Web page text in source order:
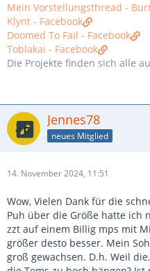
Mein Vorstellungsthread -
Klynt - Facebook
Doomed To Fail - Facebook
Toblakai - Facebook
Die Projekte finden sich alle
Jennes78
neues Mitglied
14. November 2024, 11:51
Wow, Vielen Dank für die
Puh über die Größe hatte ich
zzt auf einem Billig mps mit
größer desto besser. Mein
groß gewachsen. D.h. Weil